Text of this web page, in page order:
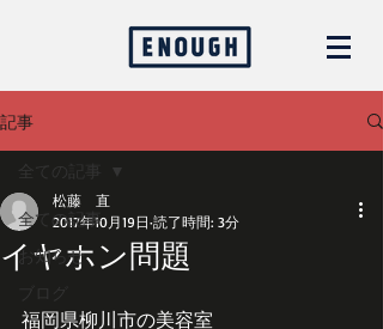
記事
全ての記事
お知らせ
ブログ
全ての記事
イヤホン問題
松藤 直
2017年10月19日 読了時間: 3分
福岡県柳川市の美容室